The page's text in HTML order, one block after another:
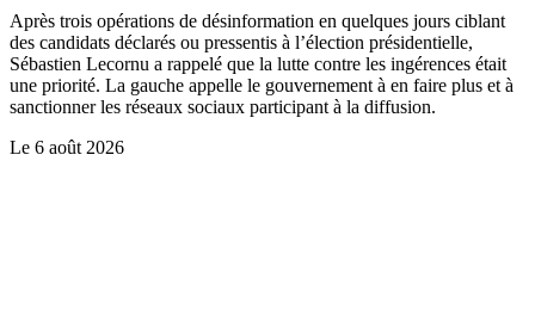
Après trois opérations de désinformation en quelques jours ciblant
des candidats déclarés ou pressentis à l’élection présidentielle,
Sébastien Lecornu a rappelé que la lutte contre les ingérences était
une priorité. La gauche appelle le gouvernement à en faire plus et à
sanctionner les réseaux sociaux participant à la diffusion.
Le 6 août 2026